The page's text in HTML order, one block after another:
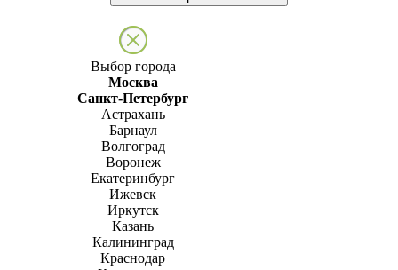
Выбор города
Москва
Санкт-Петербург
Астрахань
Барнаул
Волгоград
Воронеж
Екатеринбург
Ижевск
Иркутск
Казань
Калининград
Краснодар